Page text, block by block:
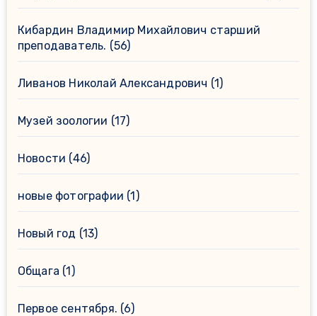
Кибардин Владимир Михайлович старший
преподаватель. (56)
Ливанов Николай Александрович (1)
Музей зоологии (17)
Новости (46)
новые фотографии (1)
Новый год (13)
Общага (1)
Первое сентября. (6)